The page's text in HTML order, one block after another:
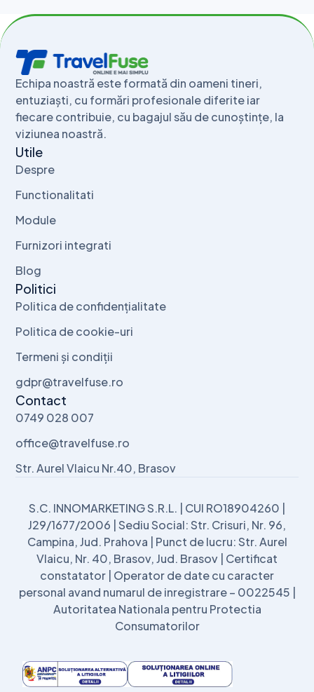
Echipa noastră este formată din oameni tineri,
entuziaști, cu formări profesionale diferite iar
fiecare contribuie, cu bagajul său de cunoștințe, la
viziunea noastră.
Utile
Despre
Functionalitati
Module
Furnizori integrati
Blog
Politici
Politica de confidențialitate
Politica de cookie-uri
Termeni și condiții
gdpr@travelfuse.ro
Contact
0749 028 007
office@travelfuse.ro
Str. Aurel Vlaicu Nr.40, Brasov
S.C. INNOMARKETING S.R.L. | CUI RO18904260 |
J29/1677/2006 | Sediu Social: Str. Crisuri, Nr. 96,
Campina, Jud. Prahova | Punct de lucru: Str. Aurel
Vlaicu, Nr. 40, Brasov, Jud. Brasov | Certificat
constatator | Operator de date cu caracter
personal avand numarul de inregistrare – 0022545 |
Autoritatea Nationala pentru Protectia
Consumatorilor